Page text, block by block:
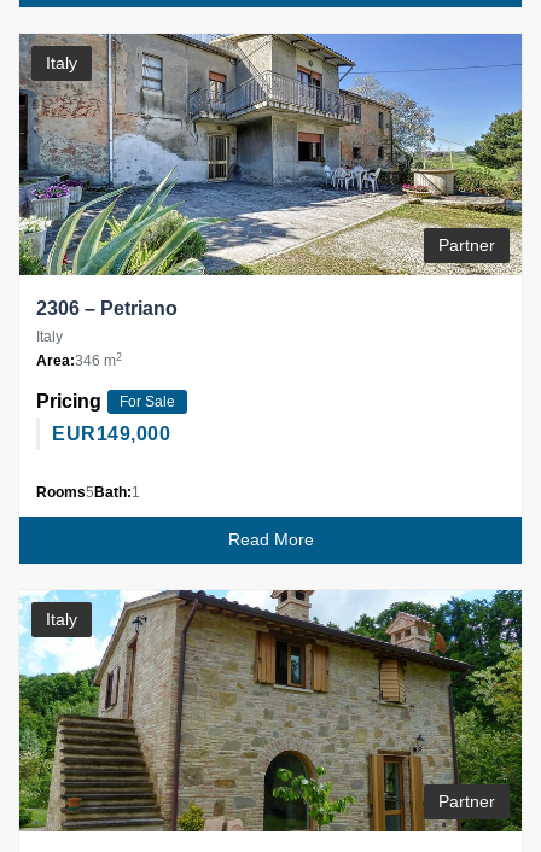
Italy
Partner
2306 – Petriano
Italy
Area:346 m2
Pricing For Sale
EUR149,000
Rooms5 Bath:1
Read More
Italy
Partner